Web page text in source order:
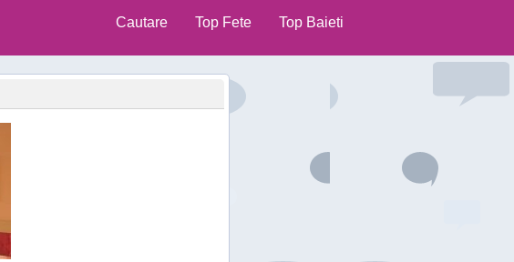
Cautare Top Fete Top Baieti